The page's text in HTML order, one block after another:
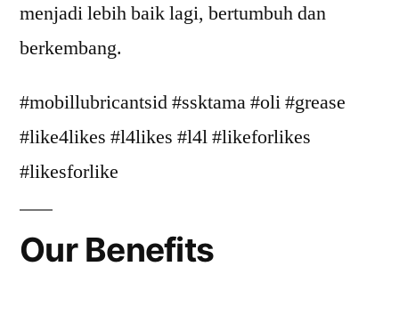
menjadi lebih baik lagi, bertumbuh dan
berkembang.
#mobillubricantsid #ssktama #oli #grease
#like4likes #l4likes #l4l #likeforlikes
#likesforlike
Our Benefits